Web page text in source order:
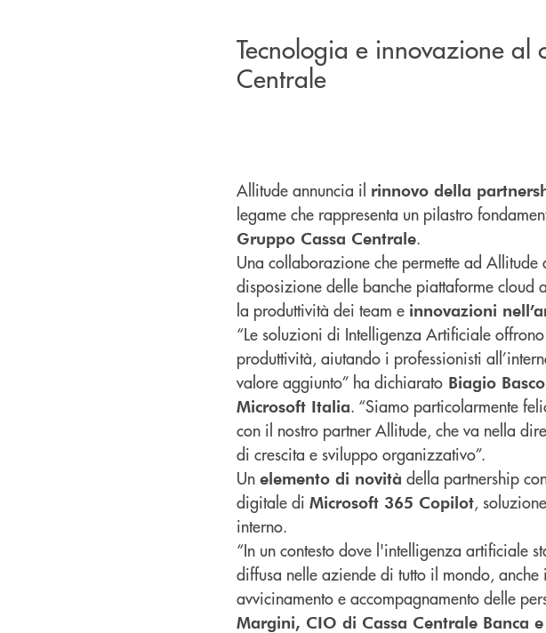
Tecnologia e innovazione al
Centrale
Allitude annuncia il rinnovo della
legame che rappresenta un pilastro
Gruppo Cassa Centrale.
Una collaborazione che permette ad
disposizione delle banche piattaforme
la produttività dei team e innovazioni
“Le soluzioni di Intelligenza Artificiale
produttività, aiutando i professionisti
valore aggiunto” ha dichiarato Biagio
Microsoft Italia. “Siamo particolarmente
con il nostro partner Allitude, che va nella
di crescita e sviluppo organizzativo”.
Un elemento di novità della partnership
digitale di Microsoft 365 Copilot,
interno.
“In un contesto dove l'intelligenza artificiale
diffusa nelle aziende di tutto il mondo,
avvicinamento e accompagnamento delle
Margini, CIO di Cassa Centrale Banca